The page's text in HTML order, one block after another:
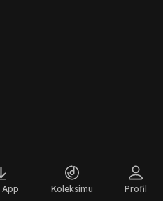
App Koleksimu Profil